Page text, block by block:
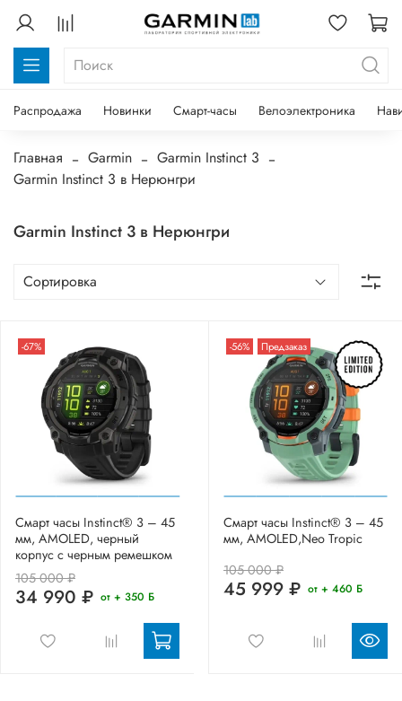
Распродажа Новинки Смарт-часы Велоэлектроника
Главная Garmin
Garmin Instinct 3
Garmin Instinct 3 в Нерюнгри
Garmin Instinct 3 в Нерюнгри
-67%
Смарт часы Instinct® 3 – 45
мм, AMOLED, черный
корпус с черным ремешком
105 000 ₽
34 990 ₽ от + 350 Б
-56% Предзаказ
Смарт часы Instinct® 3 – 45
мм, AMOLED,Neo Tropic
105 000 ₽
45 999 ₽ от + 460 Б